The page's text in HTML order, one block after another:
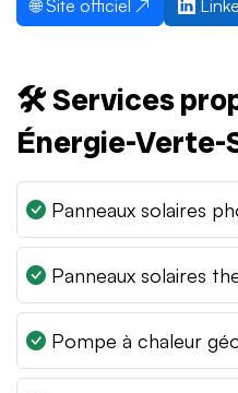
🌐 Site officiel ↗
🛠️ Services
Énergie-Verte-
Panneaux solaires
Panneaux solaires
Pompe à chaleur